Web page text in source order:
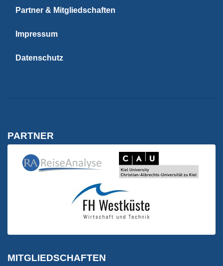
Partner & Mitgliedschaften
Impressum
Datenschutz
PARTNER
Reise Analyse Kiel University |
FH Westküste |
MITGLIEDSCHAFTEN